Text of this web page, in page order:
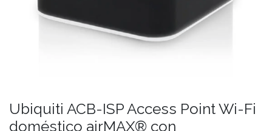
Ubiquiti ACB-ISP Access Point Wi-Fi
doméstico airMAX® con